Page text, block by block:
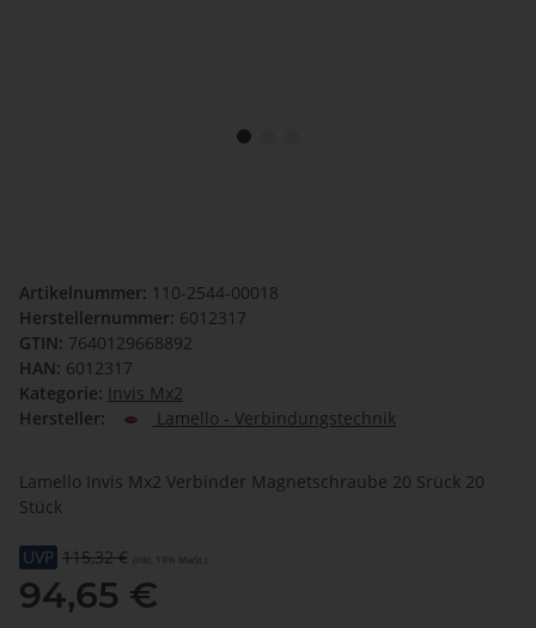
Artikelnummer: 110-2544-00018
Herstellernummer: 6012317
GTIN: 7640129668892
HAN: 6012317
Kategorie: Invis Mx2
Hersteller:
Lamello - Verbindungstechnik
Lamello Invis Mx2 Verbinder Magnetschraube 20 Srück 20
Stück
UVP 115,32 € (inkl. 19% MwSt.)
94,65 €